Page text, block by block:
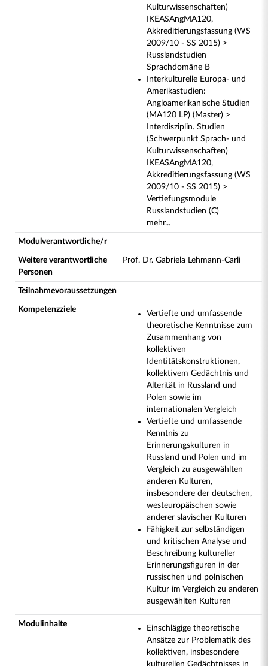
Kulturwissenschaften)
IKEASAngMA120,
Akkreditierungsfassung (WS
2009/10 - SS 2015) >
Russlandstudien
Sprachdomäne B
Interkulturelle Europa- und
Amerikastudien:
Angloamerikanische Studien
(MA120 LP) (Master) >
Interdisziplin. Studien
(Schwerpunkt Sprach- und
Kulturwissenschaften)
IKEASAngMA120,
Akkreditierungsfassung (WS
2009/10 - SS 2015) >
Vertiefungsmodule
Russlandstudien (C)
mehr...
Modulverantwortliche/r
Weitere verantwortliche
Personen
Prof. Dr. Gabriela Lehmann-Carli
Teilnahmevoraussetzungen
Kompetenzziele
Vertiefte und umfassende
theoretische Kenntnisse zum
Zusammenhang von
kollektiven
Identitätskonstruktionen,
kollektivem Gedächtnis und
Alterität in Russland und
Polen sowie im
internationalen Vergleich
Vertiefte und umfassende
Kenntnis zu
Erinnerungskulturen in
Russland und Polen und im
Vergleich zu ausgewählten
anderen Kulturen,
insbesondere der deutschen,
westeuropäischen sowie
anderer slavischer Kulturen
Fähigkeit zur selbständigen
und kritischen Analyse und
Beschreibung kultureller
Erinnerungsfiguren in der
russischen und polnischen
Kultur im Vergleich zu anderen
ausgewählten Kulturen
Modulinhalte
Einschlägige theoretische
Ansätze zur Problematik des
kollektiven, insbesondere
kulturellen Gedächtnisses in